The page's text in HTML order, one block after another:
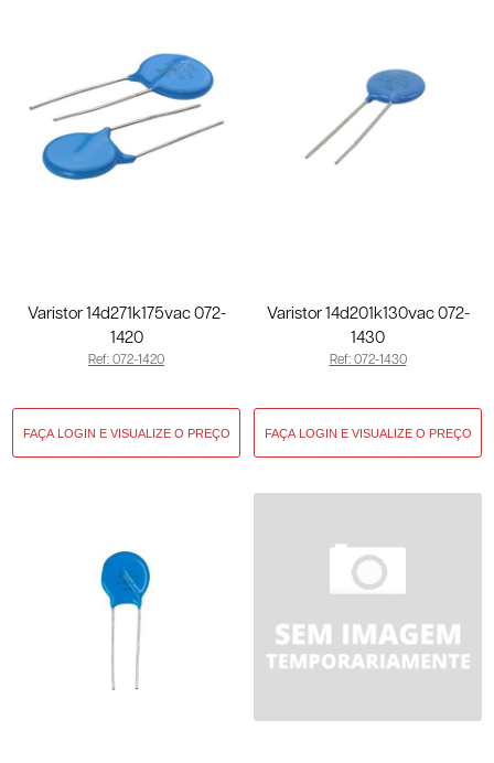
Varistor 14d271k175vac 072-
1420
Ref: 072-1420
Varistor 14d201k130vac 072-
1430
Ref: 072-1430